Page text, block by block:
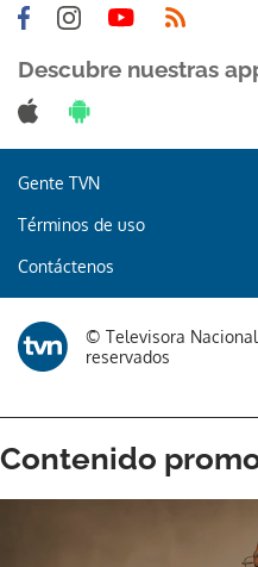
Descubre nuestras
Gente TVN
Términos de uso
Contáctenos
© Televisora
reservados